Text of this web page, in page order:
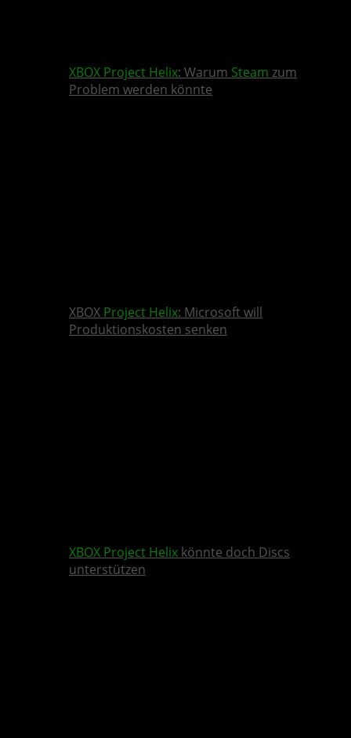
XBOX Project Helix: Warum Steam zum
Problem werden könnte
XBOX Project Helix: Microsoft will
Produktionskosten senken
XBOX Project Helix könnte doch Discs
unterstützen